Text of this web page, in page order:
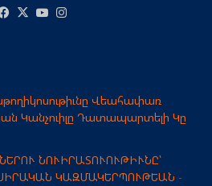
Facebook
X YouTube
Վեահափառ
Կանչուիլը Դատապարտելի Կը
ՆՈՒԻՐԱՏՈՒՈՒԹԻՒՆԸ՝
ԿԱԶՄԱԿԵՐՊՈՒԹԵԱՆ